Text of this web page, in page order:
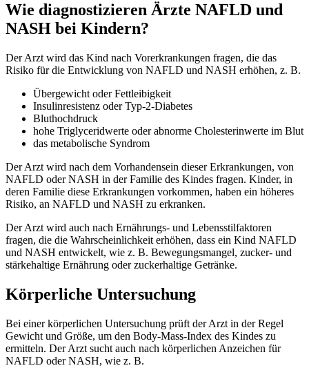
Wie diagnostizieren Ärzte NAFLD und
NASH bei Kindern?
Der Arzt wird das Kind nach Vorerkrankungen fragen, die das
Risiko für die Entwicklung von NAFLD und NASH erhöhen, z. B.
Übergewicht oder Fettleibigkeit
Insulinresistenz oder Typ-2-Diabetes
Bluthochdruck
hohe Triglyceridwerte oder abnorme Cholesterinwerte im Blut
das metabolische Syndrom
Der Arzt wird nach dem Vorhandensein dieser Erkrankungen, von
NAFLD oder NASH in der Familie des Kindes fragen. Kinder, in
deren Familie diese Erkrankungen vorkommen, haben ein höheres
Risiko, an NAFLD und NASH zu erkranken.
Der Arzt wird auch nach Ernährungs- und Lebensstilfaktoren
fragen, die die Wahrscheinlichkeit erhöhen, dass ein Kind NAFLD
und NASH entwickelt, wie z. B. Bewegungsmangel, zucker- und
stärkehaltige Ernährung oder zuckerhaltige Getränke.
Körperliche Untersuchung
Bei einer körperlichen Untersuchung prüft der Arzt in der Regel
Gewicht und Größe, um den Body-Mass-Index des Kindes zu
ermitteln. Der Arzt sucht auch nach körperlichen Anzeichen für
NAFLD oder NASH, wie z. B.